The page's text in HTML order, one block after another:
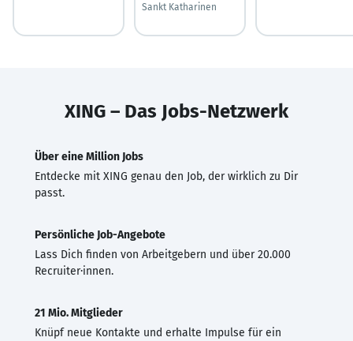
Sankt Katharinen
XING – Das Jobs-Netzwerk
Über eine Million Jobs
Entdecke mit XING genau den Job, der wirklich zu Dir
passt.
Persönliche Job-Angebote
Lass Dich finden von Arbeitgebern und über 20.000
Recruiter·innen.
21 Mio. Mitglieder
Knüpf neue Kontakte und erhalte Impulse für ein